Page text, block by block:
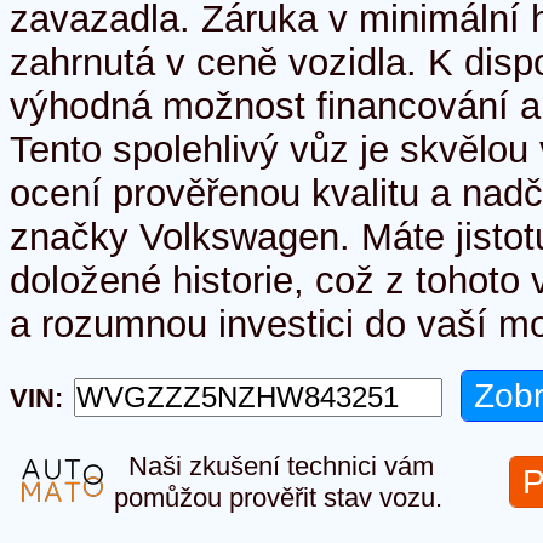
zavazadla. Záruka v minimální
zahrnutá v ceně vozidla. K
výhodná možnost financování
Tento spolehlivý vůz je
ocení prověřenou kvalitu a
značky Volkswagen. Máte
doložené historie, což z tohoto
a rozumnou investici do vaší
VIN:
Naši zkušení technici vám
pomůžou prověřit stav vozu.